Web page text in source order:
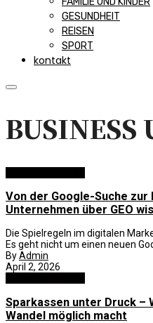
GESUNDHEIT
REISEN
SPORT
kontakt
BUSINESS
Von der Google-Suche zur
Unternehmen über GEO
Die Spielregeln im digitalen
Es geht nicht um einen neuen
ByAdmin
April 2, 2026
Sparkassen unter Druck –
Wandel möglich macht